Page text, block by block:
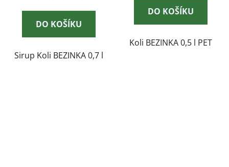
DO KOŠÍKU
Sirup Koli BEZINKA 0,7 l
DO KOŠÍKU
Koli BEZINKA 0,5 l PET